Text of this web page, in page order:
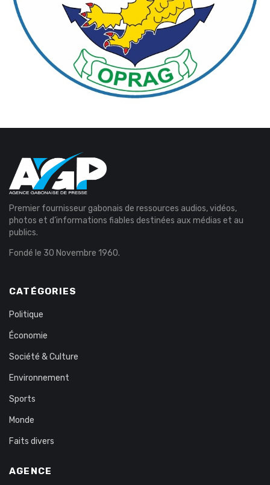
Premier fournisseur gabonais de ressources audios, vidéos,
photos et d’informations fiables destinées aux médias et au
publics.
Fondé le 30 Novembre 1960.
CATÉGORIES
Politique
Économie
Société & Culture
Environnement
Sports
Monde
Faits divers
AGENCE